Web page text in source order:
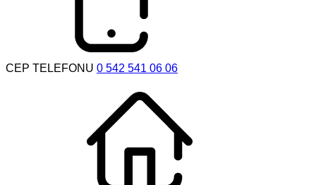
CEP TELEFONU 0 542 541 06 06